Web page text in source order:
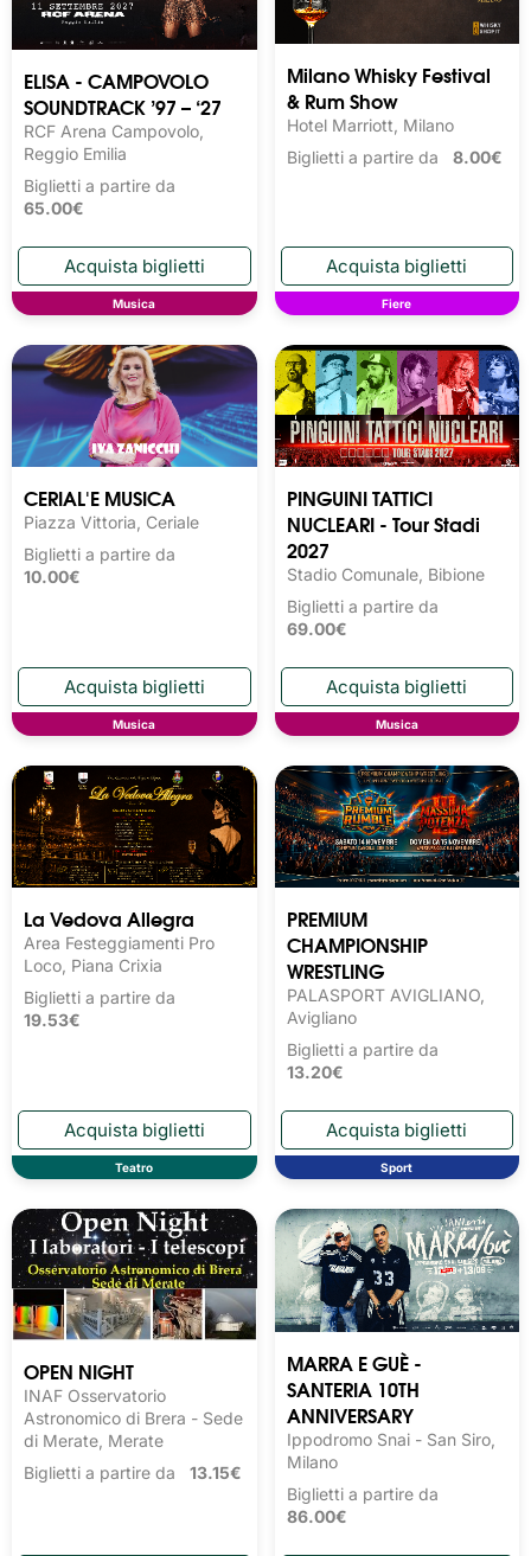
ELISA - CAMPOVOLO
SOUNDTRACK ’97 – ‘27
RCF Arena Campovolo,
Reggio Emilia
Biglietti a partire da
65.00€
Musica
Milano Whisky Festival
& Rum Show
Hotel Marriott, Milano
Biglietti a partire da 8.00€
Fiere
CERIAL'E MUSICA
Piazza Vittoria, Ceriale
Biglietti a partire da
10.00€
Musica
PINGUINI TATTICI
NUCLEARI - Tour Stadi
2027
Stadio Comunale, Bibione
Biglietti a partire da
69.00€
Musica
La Vedova Allegra
Area Festeggiamenti Pro
Loco, Piana Crixia
Biglietti a partire da
19.53€
Teatro
PREMIUM
CHAMPIONSHIP
WRESTLING
PALASPORT AVIGLIANO,
Avigliano
Biglietti a partire da
13.20€
Sport
OPEN NIGHT
INAF Osservatorio
Astronomico di Brera - Sede
di Merate, Merate
Biglietti a partire da 13.15€
MARRA E GUÈ -
SANTERIA 10TH
ANNIVERSARY
Ippodromo Snai - San Siro,
Milano
Biglietti a partire da
86.00€